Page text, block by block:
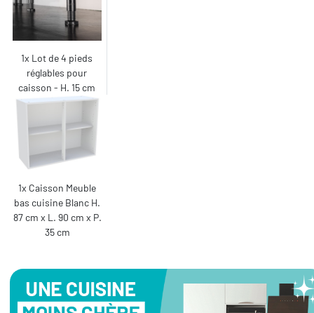
1x Lot de 4 pieds
réglables pour
caisson - H. 15 cm
1x Caisson Meuble
bas cuisine Blanc H.
87 cm x L. 90 cm x P.
35 cm